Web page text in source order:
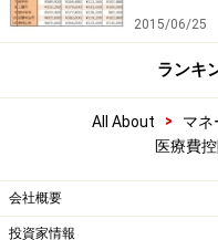
2015/06/25
ランキ
All About > マネ
医療費
会社概要
投資家情報